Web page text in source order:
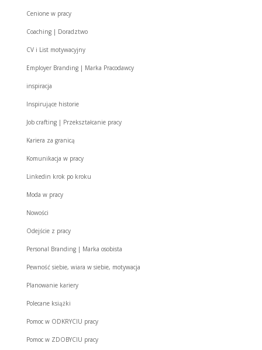
Cenione w pracy
Coaching | Doradztwo
CV i List motywacyjny
Employer Branding | Marka Pracodawcy
inspiracja
Inspirujące historie
Job crafting | Przekształcanie pracy
Kariera za granicą
Komunikacja w pracy
Linkedin krok po kroku
Moda w pracy
Nowości
Odejście z pracy
Personal Branding | Marka osobista
Pewność siebie, wiara w siebie, motywacja
Planowanie kariery
Polecane książki
Pomoc w ODKRYCIU pracy
Pomoc w ZDOBYCIU pracy